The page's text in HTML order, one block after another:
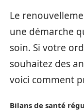
Le
une démarche
soin. Si votre
souhaitez des
voici comment
Bilans de santé